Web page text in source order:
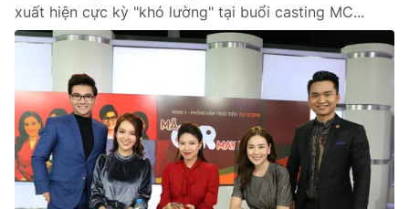
xuất hiện cực kỳ "khó lường" tại buổi casting MC...